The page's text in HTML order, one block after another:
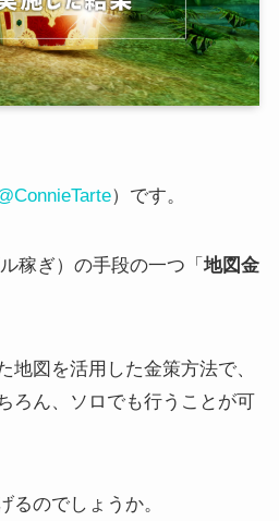
）です。
稼ぎ）の手段の一つ「 地図金
地図を活用した金策方法で、
ろん、ソロでも行うことが可
るのでしょうか。